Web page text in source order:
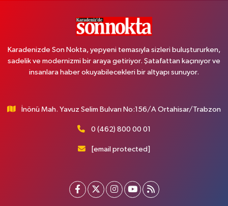
Karadenizde Son Nokta, yepyeni temasıyla sizleri buluştururken,
sadelik ve modernizmi bir araya getiriyor. Şatafattan kaçınıyor ve
insanlara haber okuyabilecekleri bir altyapı sunuyor.
İnönü Mah. Yavuz Selim Bulvarı No:156/A Ortahisar/Trabzon
0 (462) 800 00 01
[email protected]